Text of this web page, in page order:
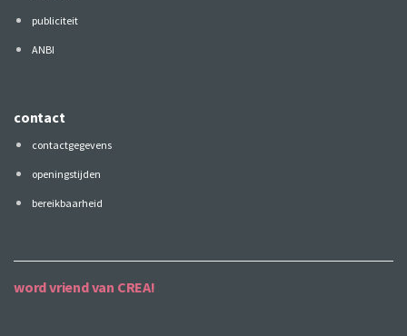
publiciteit
ANBI
contact
contactgegevens
openingstijden
bereikbaarheid
word vriend van CREA!